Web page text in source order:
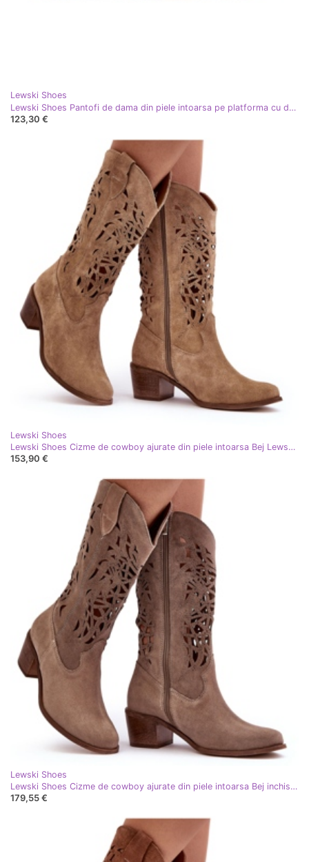
Lewski Shoes
Lewski Shoes Pantofi de dama din piele intoarsa pe platforma cu decoratiuni, maro Lewski 3398
123,30 €
Lewski Shoes
Lewski Shoes Cizme de cowboy ajurate din piele intoarsa Bej Lewski 3320
153,90 €
Lewski Shoes
Lewski Shoes Cizme de cowboy ajurate din piele intoarsa Bej inchis Lewski 3320
179,55 €